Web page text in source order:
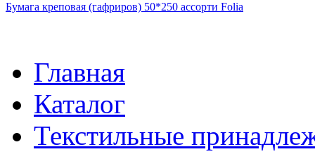
Бумага креповая (гафриров) 50*250 ассорти Folia
Главная
Каталог
Текстильные